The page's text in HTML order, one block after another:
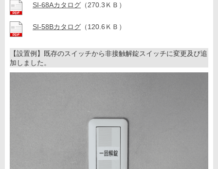
SI-68Aカタログ （270.3ＫＢ）
SI-58Bカタログ （120.6ＫＢ）
【設置例】既存のスイッチから非接触解錠スイッチに変更及び追
加しました。